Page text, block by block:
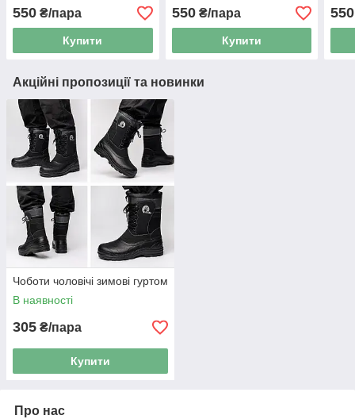
550 ₴/пара
Купити
550₴/пара
Купити
550
Акційні пропозиції та новинки
Чоботи чоловічі зимові гуртом
В наявності
305 ₴/пара
Купити
Про нас